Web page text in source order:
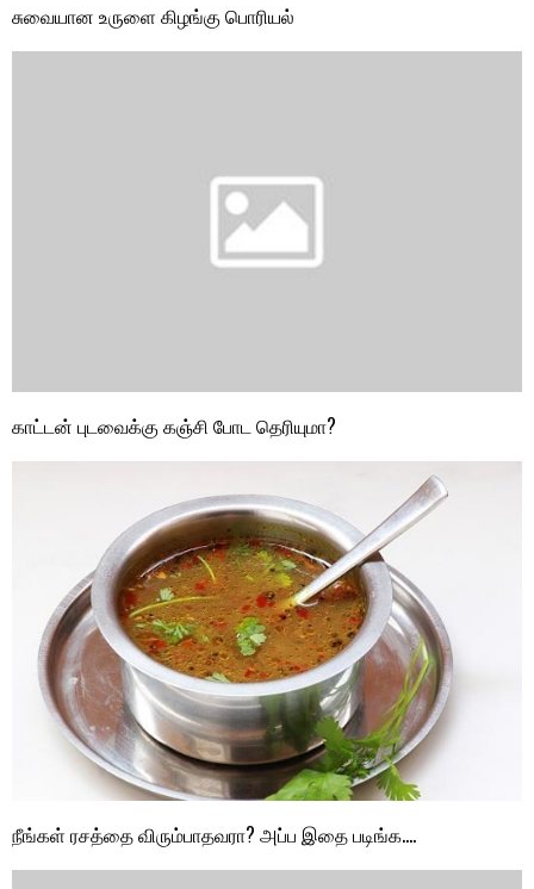
சுவையான உருளை கிழங்கு பொரியல்
காட்டன் புடவைக்கு கஞ்சி போட தெரியுமா?
நீங்கள் ரசத்தை விரும்பாதவரா? அப்ப இதை படிங்க….